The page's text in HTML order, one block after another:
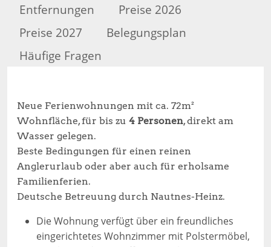
Entfernungen
Preise 2026
Preise 2027
Belegungsplan
Häufige Fragen
Neue Ferienwohnungen mit ca. 72m²
Wohnfläche, für bis zu 4 Personen, direkt am
Wasser gelegen.
Beste Bedingungen für einen reinen
Anglerurlaub oder aber auch für erholsame
Familienferien.
Deutsche Betreuung durch Nautnes-Heinz.
Die Wohnung verfügt über ein freundliches
eingerichtetes Wohnzimmer mit Polstermöbel,